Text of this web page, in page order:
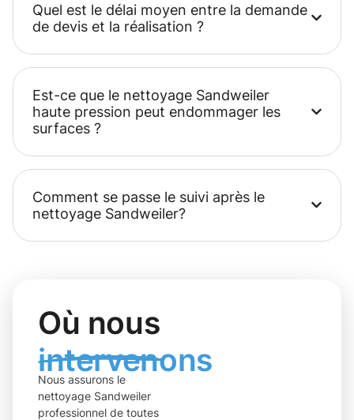
Quel est le délai moyen entre la demande
de devis et la réalisation ?
Est-ce que le nettoyage Sandweiler
haute pression peut endommager les
surfaces ?
Comment se passe le suivi après le
nettoyage Sandweiler?
Où nous
intervenons
Nous assurons le
nettoyage Sandweiler
professionnel de toutes